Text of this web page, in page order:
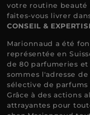
votre routine beauté
faites-vous livrer
CONSEIL &
Marionnaud a été
représentée en
de 80 parfumeries
sommes l'adresse
sélective de
Grâce à des actions
attrayantes pour